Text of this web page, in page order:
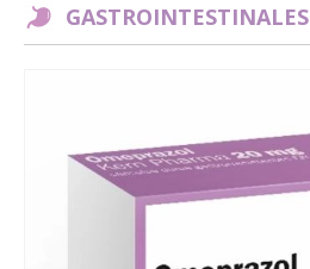
GASTROINTESTINALES